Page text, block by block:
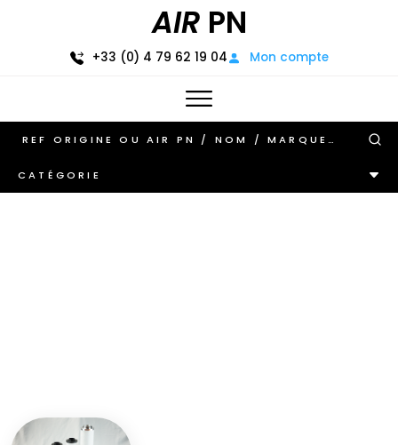
AIR PN
+33 (0) 4 79 62 19 04 Mon compte
CATÉGORIE